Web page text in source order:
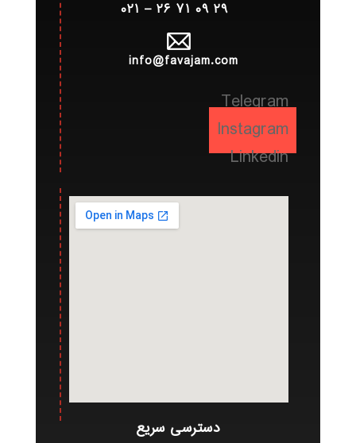
۲۹ ۰۹ ۷۱ ۲۶ – ۰۲۱
info@favajam.com
Telegram
Instagram
Linkedin
دسترسی سریع